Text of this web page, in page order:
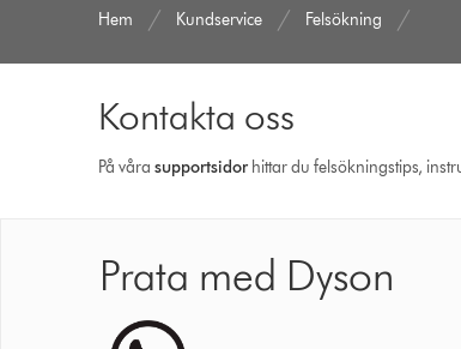
Hem Kundservice Felsökning
Kontakta oss
På vårasupport­sidor hittar du felsökningstips,
Prata med Dyson